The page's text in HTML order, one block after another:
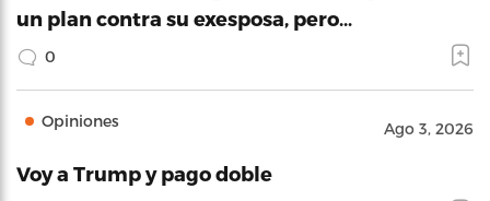
un plan contra su exesposa, pero…
0
Opiniones Ago 3, 2026
Voy a Trump y pago doble